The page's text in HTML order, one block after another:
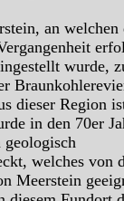
an welchen
wurde,
dieser Region
in den 70er
welches von
Meerstein